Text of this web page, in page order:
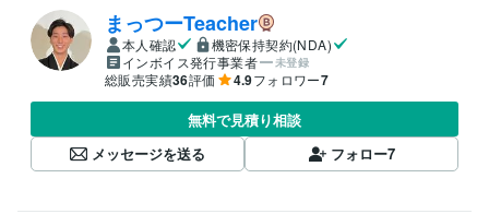
まっつーTeacher
本人確認
機密保持契約(NDA)
インボイス発行事業者
未登録
総販売実績36評価 4.9フォロワー7
無料で見積り相談
メッセージを送る
フォロー7